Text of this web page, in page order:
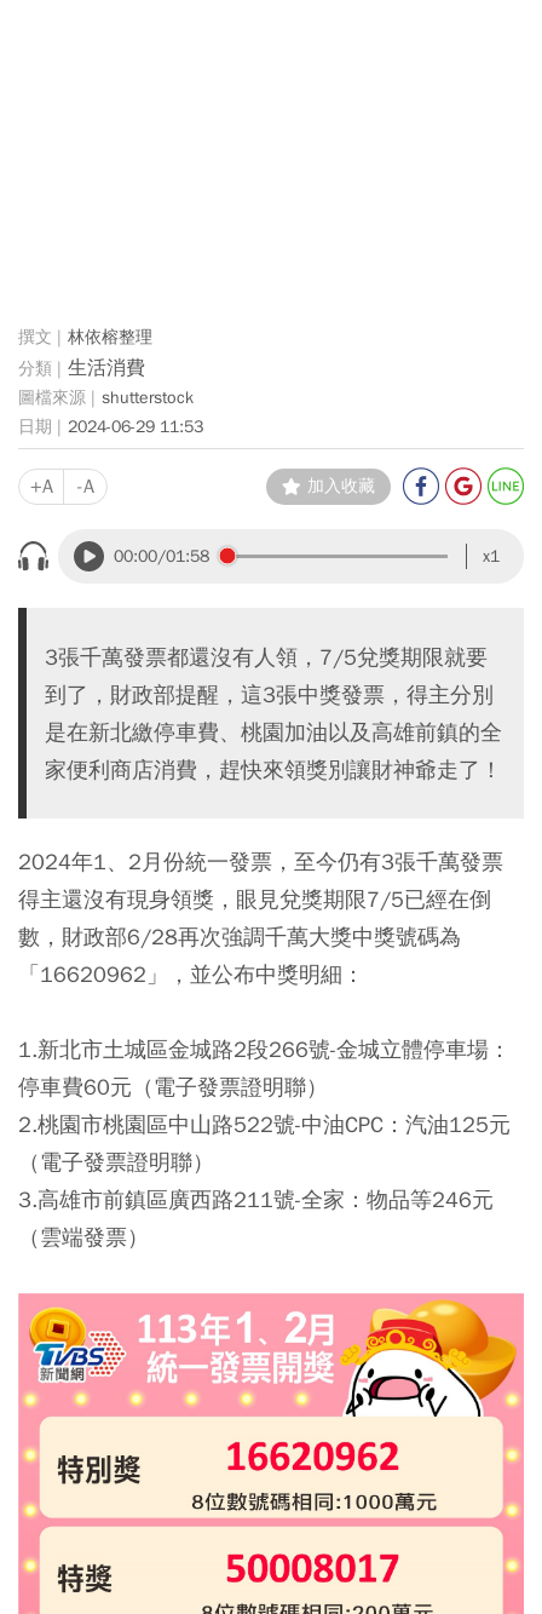
林依榕整理
生活消費
shutterstock
2024-06-29 11:53
+A -A 加入收藏
00:00/01:58 x1
3張千萬發票都還沒有人領，7/5兌獎期限就要
到了，財政部提醒，這3張中獎發票，得主分別
是在新北繳停車費、桃園加油以及高雄前鎮的全
家便利商店消費，趕快來領獎別讓財神爺走了！
2024年1、2月份統一發票，至今仍有3張千萬發票
得主還沒有現身領獎，眼見兌獎期限7/5已經在倒
數，財政部6/28再次強調千萬大獎中獎號碼為
「16620962」，並公布中獎明細：
1.新北市土城區金城路2段266號-金城立體停車場：
停車費60元（電子發票證明聯）
2.桃園市桃園區中山路522號-中油CPC：汽油125元
（電子發票證明聯）
3.高雄市前鎮區廣西路211號-全家：物品等246元
（雲端發票）